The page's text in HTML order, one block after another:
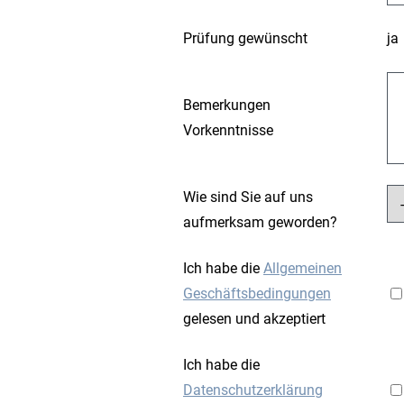
Prüfung gewünscht ja
Bemerkungen
Vorkenntnisse
Wie sind Sie auf uns
aufmerksam geworden?
Ich habe die Allgemeinen
Geschäftsbedingungen
gelesen und akzeptiert
Ich habe die
Datenschutzerklärung